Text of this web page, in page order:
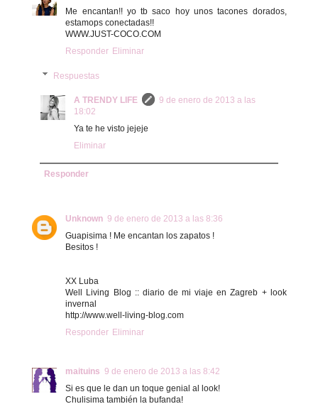
Me encantan!! yo tb saco hoy unos tacones dorados,
estamops conectadas!!
WWW.JUST-COCO.COM
Responder Eliminar
Respuestas
A TRENDY LIFE
9 de enero de 2013 a las
18:02
Ya te he visto jejeje
Eliminar
Responder
Unknown 9 de enero de 2013 a las 8:36
Guapisima ! Me encantan los zapatos !
Besitos !
XX Luba
Well Living Blog :: diario de mi viaje en Zagreb + look
invernal
http://www.well-living-blog.com
Responder Eliminar
maituins 9 de enero de 2013 a las 8:42
Si es que le dan un toque genial al look!
Chulisima también la bufanda!